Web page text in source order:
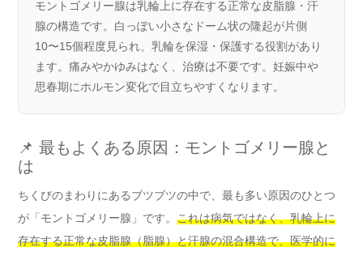
モントゴメリー腺は乳輪上に存在する正常な皮脂腺・汗
腺の構造です。白っぽい小さなドーム状の隆起が片側
10〜15個程度見られ、乳輪を保湿・保護する役割があり
ます。痛みやかゆみはなく、治療は不要です。妊娠中や
思春期にホルモン変化で目立ちやすくなります。
📌 最もよくある原因：モントゴメリー腺と
は
ちくびのまわりにあるブツブツの中で、最も多い原因のひとつ
が「モントゴメリー腺」です。 これは病気ではなく、乳輪上に
存在する正常な皮脂腺（脂腺）と汗腺の混合構造で、医学的に